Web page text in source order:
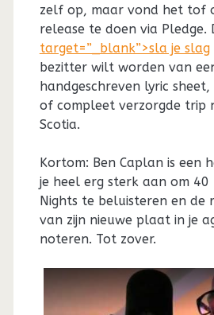
zelf op, maar vond het tof
release te doen via Pledge.
target=”_blank”>sla je slag
bezitter wilt worden van
handgeschreven lyric
of compleet verzorgde trip
Scotia.
Kortom: Ben Caplan is een
je heel erg sterk aan om 40
Nights te beluisteren en de
van zijn nieuwe plaat in je
noteren. Tot zover.